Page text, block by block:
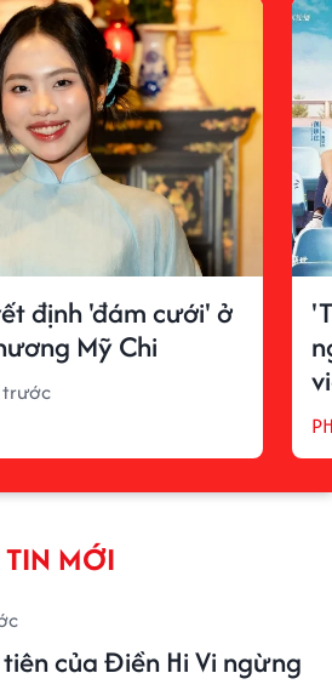
định 'đám cưới' ở
Mỹ Chi
TIN MỚI
của Điền Hi Vi ngừng